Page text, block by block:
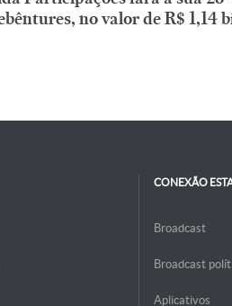
no valor de R$ 1,14
CONEXÃO
Broadcast
Broadcast
Aplicativos